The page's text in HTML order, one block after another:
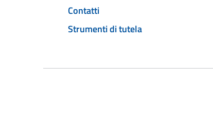
Contatti
Strumenti di tutela